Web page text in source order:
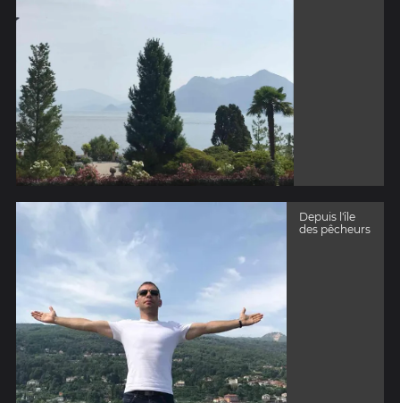
Depuis l'île
des pêcheurs